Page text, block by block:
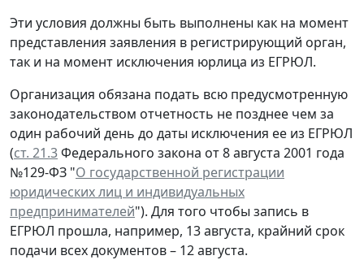
Эти условия должны быть выполнены как на момент
представления заявления в регистрирующий орган,
так и на момент исключения юрлица из ЕГРЮЛ.
Организация обязана подать всю предусмотренную
законодательством отчетность не позднее чем за
один рабочий день до даты исключения ее из ЕГРЮЛ
(ст. 21.3Федерального закона от 8 августа 2001 года
№129-ФЗ "О государственной регистрации
юридических лиц и индивидуальных
предпринимателей"). Для того чтобы запись в
ЕГРЮЛ прошла, например, 13 августа, крайний срок
подачи всех документов – 12 августа.